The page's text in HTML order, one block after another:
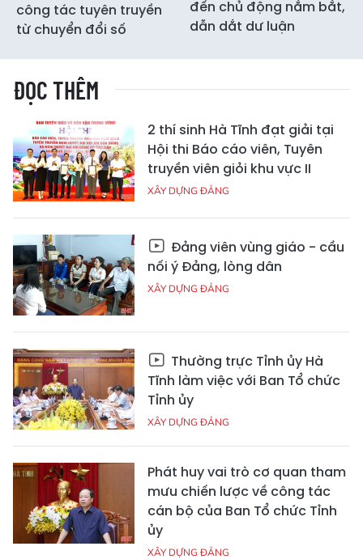
công tác tuyên truyền
từ chuyển đổi số
đến chủ động nắm bắt,
dẫn dắt dư luận
ĐỌC THÊM
2 thí sinh Hà Tĩnh đạt giải tại
Hội thi Báo cáo viên, Tuyên
truyền viên giỏi khu vực II
XÂY DỰNG ĐẢNG
Đảng viên vùng giáo - cầu
nối ý Đảng, lòng dân
XÂY DỰNG ĐẢNG
Thường trực Tỉnh ủy Hà
Tĩnh làm việc với Ban Tổ chức
Tỉnh ủy
XÂY DỰNG ĐẢNG
Phát huy vai trò cơ quan tham
mưu chiến lược về công tác
cán bộ của Ban Tổ chức Tỉnh
ủy
XÂY DỰNG ĐẢNG